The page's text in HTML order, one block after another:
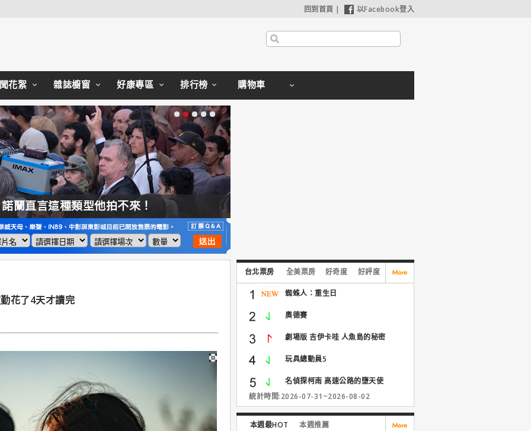
回到首頁 | 以Facebook登入
花絮 雜誌櫥窗 好康專區 排行榜 購物車
！
花了4天才讀完
台北票房 全美票房 好奇度 好評度
蜘蛛人：重生日
奧德賽
劇場版 吉伊卡哇 人魚島的秘密
玩具總動員5
名偵探柯南 高速公路的墮天使
統計時間:2026-07-31~2026-08-02
本週最HOT 本週推薦